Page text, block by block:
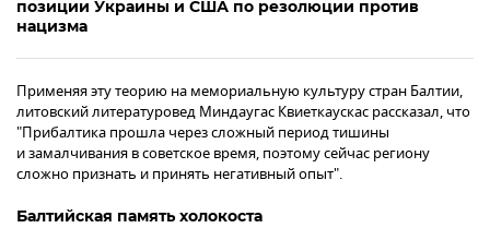
позиции Украины и США по резолюции против
нацизма
Применяя эту теорию на мемориальную культуру стран Балтии,
литовский литературовед Миндаугас Квиеткаускас рассказал, что
"Прибалтика прошла через сложный период тишины
и замалчивания в советское время, поэтому сейчас региону
сложно признать и принять негативный опыт".
Балтийская память холокоста